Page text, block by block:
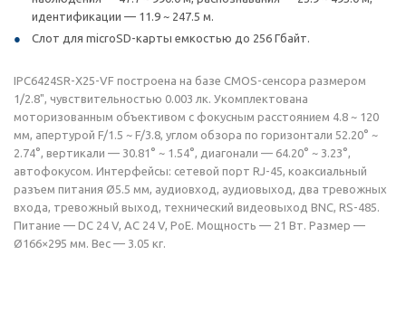
идентификации — 11.9 ~ 247.5 м.
Слот для microSD-карты емкостью до 256 Гбайт.
IPC6424SR-X25-VF построена на базе CMOS-сенсора размером
1/2.8", чувствительностью 0.003 лк. Укомплектована
моторизованным объективом с фокусным расстоянием 4.8 ~ 120
мм, апертурой F/1.5 ~ F/3.8, углом обзора по горизонтали 52.20° ~
2.74°, вертикали — 30.81° ~ 1.54°, диагонали — 64.20° ~ 3.23°,
автофокусом. Интерфейсы: сетевой порт RJ-45, коаксиальный
разъем питания Ø5.5 мм, аудиовход, аудиовыход, два тревожных
входа, тревожный выход, технический видеовыход BNC, RS-485.
Питание — DC 24 V, AC 24 V, PoE. Мощность — 21 Вт. Размер —
Ø166×295 мм. Вес — 3.05 кг.